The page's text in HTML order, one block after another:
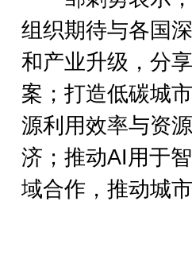
组织期待与各国
和产业升级，分
案；打造低碳城
源利用效率与资
济；推动AI用于
域合作，推动城